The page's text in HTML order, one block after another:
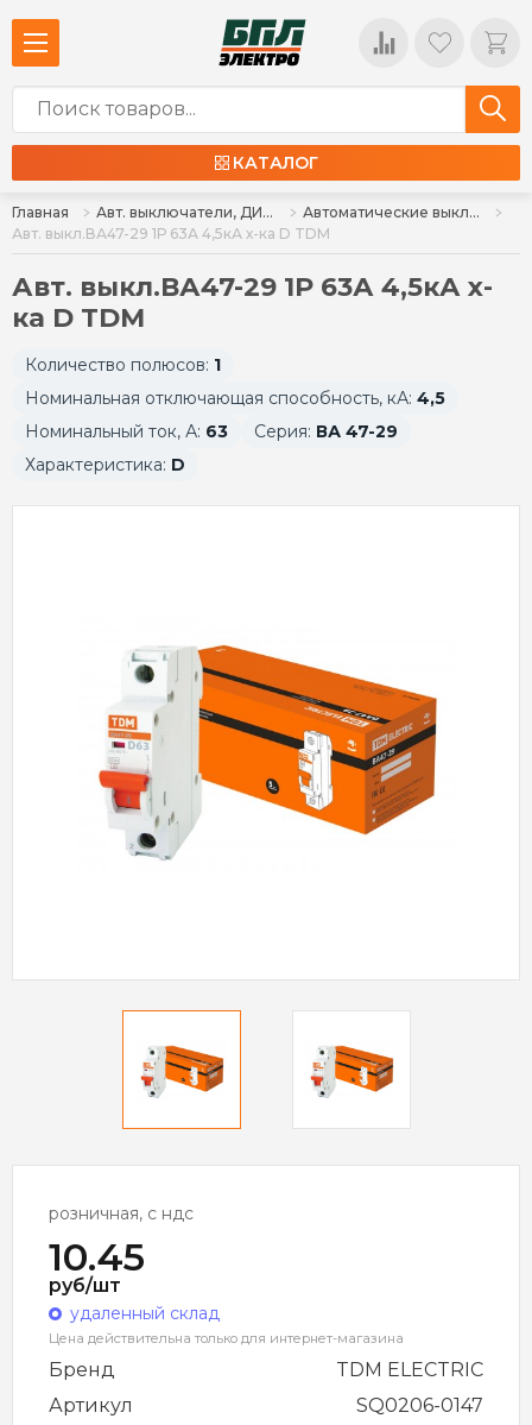
КАТАЛОГ
Главная Авт. выключатели, ДИФ, УЗО, ВН
Автоматические выключатели
Авт. выкл.ВА47-29 1Р 63А 4,5кА х-ка D TDM
Авт. выкл.ВА47-29 1Р 63А 4,5кА х-
ка D TDM
Количество полюсов: 1
Номинальная отключающая способность, кА: 4,5
Номинальный ток, А: 63 Серия: ВА 47-29
Характеристика: D
розничная, с ндс
10.45
руб/шт
удаленный склад
Цена действительна только для интернет-магазина
Бренд
TDM ELECTRIC
Артикул
SQ0206-0147